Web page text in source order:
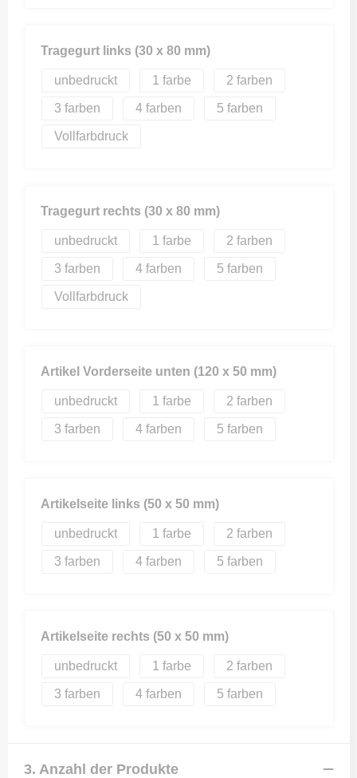
Tragegurt links (30 x 80 mm)
unbedruckt 1 2
3 4 5
Vollfarbdruck
Tragegurt rechts (30 x 80 mm)
unbedruckt 1 2
3 4 5
Vollfarbdruck
Artikel Vorderseite unten (120 x 50 mm)
unbedruckt 1 2
3 4 5
Artikelseite links (50 x 50 mm)
unbedruckt 1 2
3 4 5
Artikelseite rechts (50 x 50 mm)
unbedruckt 1 2
3 4 5
3. Anzahl der Produkte